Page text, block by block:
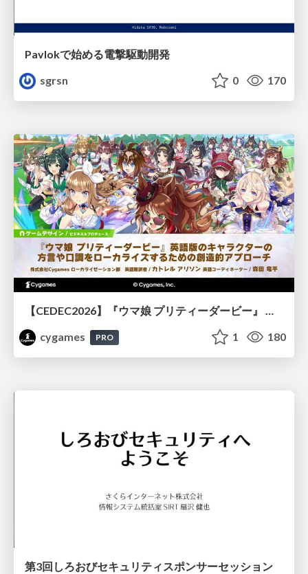
Pavlokで始める電撃駆動開発
sgrsn
0 170
cygames
PRO 1 180
第3回しろおびセキュリティスポンサーセッション